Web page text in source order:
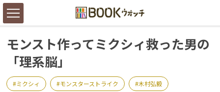
モンスト作ってミクシィ救った男の
「理系脳」
ミクシィ モンスターストライク 木村弘毅